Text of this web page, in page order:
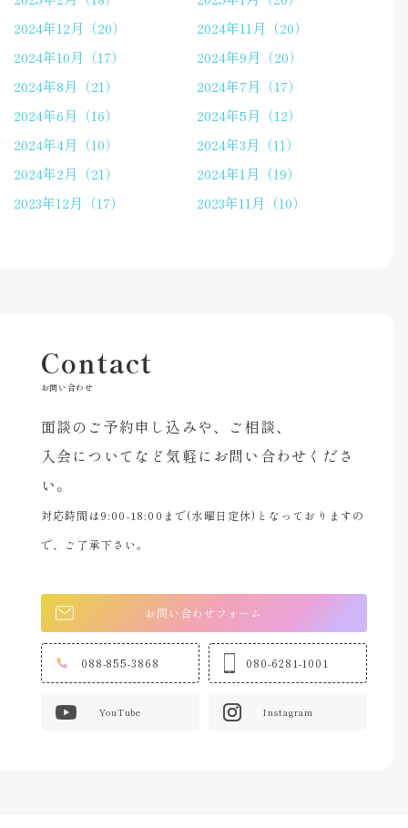
2024年12月（20）
2024年11月（20）
2024年10月（17）
2024年9月（20）
2024年8月（21）
2024年7月（17）
2024年6月（16）
2024年5月（12）
2024年4月（10）
2024年3月（11）
2024年2月（21）
2024年1月（19）
2023年12月（17）
2023年11月（10）
Contact
お問い合わせ
面談のご予約申し込みや、ご相談、
入会についてなど気軽にお問い合わせくださ
い。
対応時間は9:00-18:00まで(水曜日定休)となっておりますの
で、ご了承下さい。
お問い合わせフォーム
088-855-3868 080-6281-1001
YouTube Instagram